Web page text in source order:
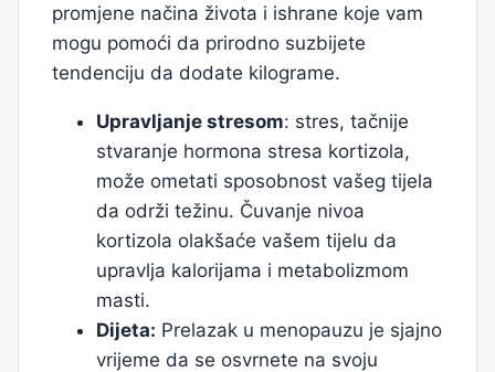
promjene načina života i ishrane koje vam
mogu pomoći da prirodno suzbijete
tendenciju da dodate kilograme.
Upravljanje stresom: stres, tačnije
stvaranje hormona stresa kortizola,
može ometati sposobnost vašeg tijela
da održi težinu. Čuvanje nivoa
kortizola olakšaće vašem tijelu da
upravlja kalorijama i metabolizmom
masti.
Dijeta: Prelazak u menopauzu je sjajno
vrijeme da se osvrnete na svoju